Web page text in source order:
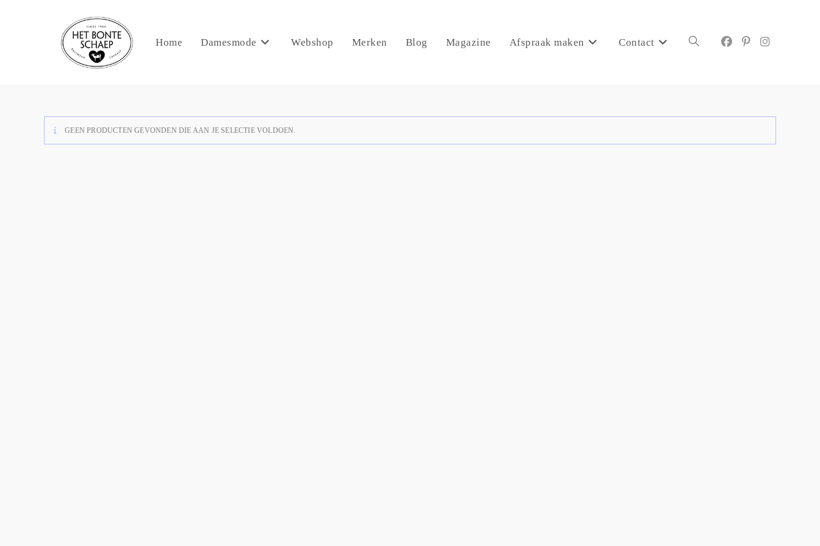
Home Damesmode Webshop Merken Blog Magazine Afspraak maken Contact
GEEN PRODUCTEN GEVONDEN DIE AAN JE SELECTIE VOLDOEN.